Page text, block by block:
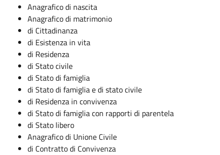
Anagrafico di nascita
Anagrafico di matrimonio
di Cittadinanza
di Esistenza in vita
di Residenza
di Stato civile
di Stato di famiglia
di Stato di famiglia e di stato civile
di Residenza in convivenza
di Stato di famiglia con rapporti di parentela
di Stato libero
Anagrafico di Unione Civile
di Contratto di Convivenza